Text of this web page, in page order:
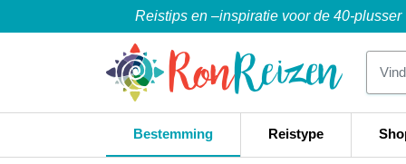
Reistips en –inspiratie voor de 40-plusser
Bestemming Reistype